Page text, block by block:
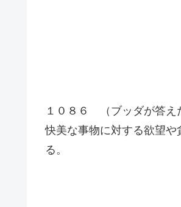
１０８６ （ブッダが答え
快美な事物に対する欲望
る。